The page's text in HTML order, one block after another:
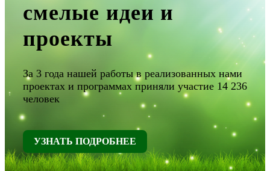
смелые идеи и
проекты
За 3 года нашей работы в реализованных нами
проектах и программах приняли участие 14 236
человек
УЗНАТЬ ПОДРОБНЕЕ